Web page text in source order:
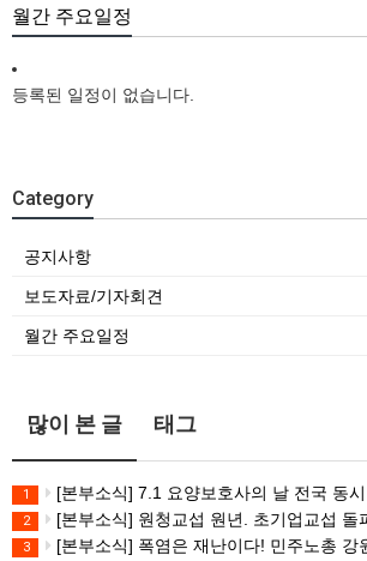
월간 주요일정
등록된 일정이 없습니다.
Category
공지사항
보도자료/기자회견
월간 주요일정
많이 본 글 태그
1 [본부소식] 7.1 요양보호사의 날 전국 동
2 [본부소식] 원청교섭 원년. 초기업교섭 돌파! 모든 노동자의 노동기본권
3 [본부소식] 폭염은 재난이다! 민주노총 강원지역본부